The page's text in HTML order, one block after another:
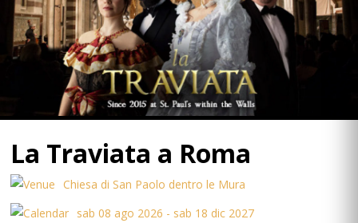
La Traviata a Roma
Chiesa di San Paolo dentro le Mura
sab 08 ago 2026 - sab 18 dic 2027